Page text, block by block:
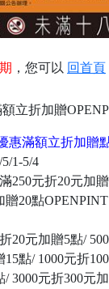
，您可以 回首頁
立折加贈
惠滿額立折加贈
1-5/4
250元折20元加
贈20點OPENPINT
20元加贈5點/
15點/ 1000元折
/ 3000元折300元